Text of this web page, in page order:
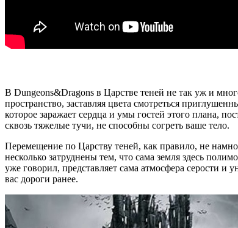
В Dungeons&Dragons в Царстве теней не так уж и
пространство, заставляя цвета смотреться
которое заражает сердца и умы гостей этого плана,
сквозь тяжелые тучи, не способны согреть ваше тело.
Перемещение по Царству теней, как правило, не
несколько затруднены тем, что сама земля здесь
уже говорил, представляет сама атмосфера серости
вас дороги ранее.